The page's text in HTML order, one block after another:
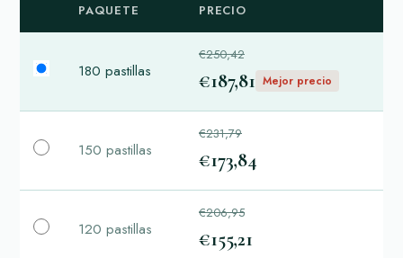
PAQUETE PRECIO
180 pastillas
€250,42
€187,81 Mejor precio
150 pastillas
€231,79
€173,84
120 pastillas
€206,95
€155,21